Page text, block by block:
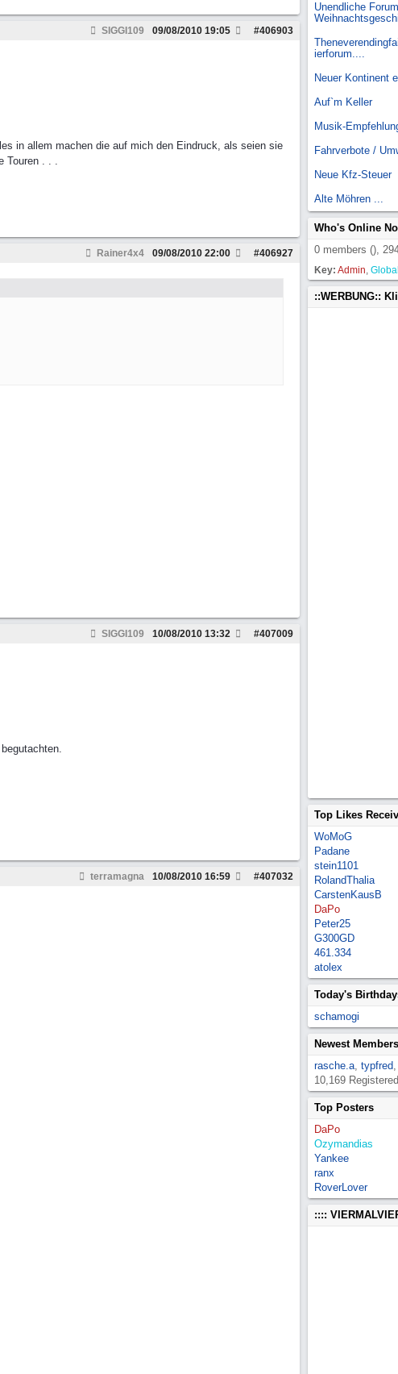
SIGGI109 #406903
09/08/2010 19:05
in allem machen die auf mich den Eindruck, als seien sie
Touren . . .
Rainer4x4 #406927
09/08/2010 22:00
SIGGI109 #407009
10/08/2010 13:32
terramagna #407032
10/08/2010 16:59
Unendliche
ierforum....
Neuer Kontinent
Auf`m Keller
Musik-
Fahrverbote /
Neue Kfz-Steuer
Alte Möhren ...
Who's Online
0 members (),
Key: Admin,
::WERBUNG::
Top Likes
WoMoG
Padane
stein1101
RolandThalia
CarstenKausB
DaPo
Peter25
G300GD
461.334
atolex
Today's
schamogi
Newest Members
rasche.a, typfred
10,169
Top Posters
DaPo
Ozymandias
Yankee
ranx
RoverLover
::::